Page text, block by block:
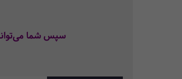
سپس شما